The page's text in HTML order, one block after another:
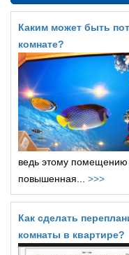
Каким может быть
комнате?
ведь этому помещению
повышенная... >>>
Как сделать
комнаты в квартире?